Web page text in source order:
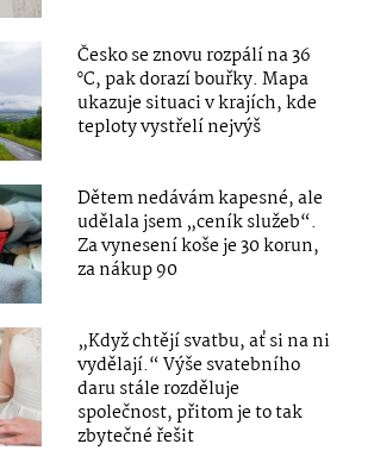
Česko se znovu rozpálí na 36
°C, pak dorazí bouřky. Mapa
ukazuje situaci v krajích, kde
teploty vystřelí nejvýš
Dětem nedávám kapesné, ale
udělala jsem „ceník služeb“.
Za vynesení koše je 30 korun,
za nákup 90
„Když chtějí svatbu, ať si na ni
vydělají.“ Výše svatebního
daru stále rozděluje
společnost, přitom je to tak
zbytečné řešit